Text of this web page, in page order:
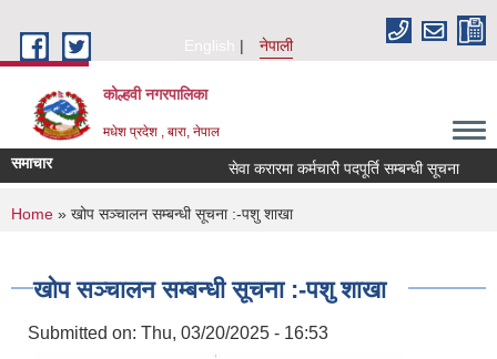
English
नेपाली
कोल्हवी नगरपालिका
मधेश प्रदेश , बारा, नेपाल
समाचार सेवा करारमा कर्मचारी पदपूर्ति सम्बन्धी सूचना
You are here
Home » खोप सञ्चालन सम्बन्धी सूचना :-पशु शाखा
खोप सञ्चालन सम्बन्धी सूचना :-पशु शाखा
Submitted on: Thu, 03/20/2025 - 16:53